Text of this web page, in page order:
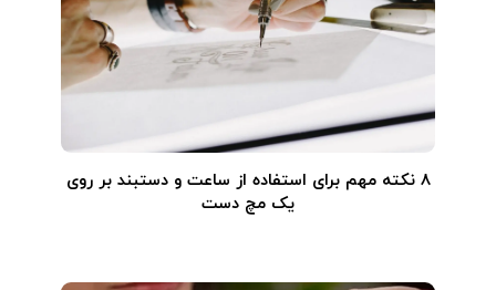
۸ نکته مهم برای استفاده از ساعت و دستبند بر روی
یک مچ دست